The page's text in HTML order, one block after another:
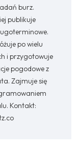
burz.
publikuje
po wielu
i przygotowuje
pogodowe z
Zajmuje się
Kontakt: